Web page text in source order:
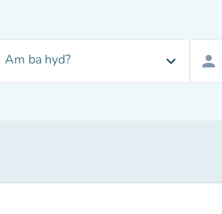
Am ba hyd? expand_more person